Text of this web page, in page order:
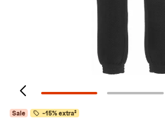
Sale -15% extra²